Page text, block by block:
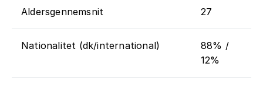
Aldersgennemsnit 27
Nationalitet (dk/international)
88% /
12%